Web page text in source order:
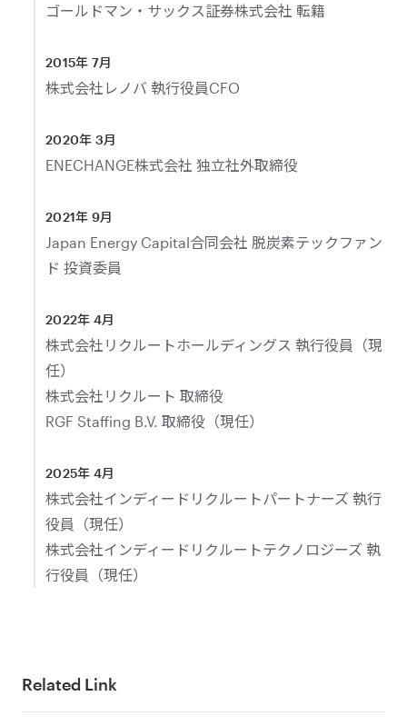
ゴールドマン・サックス証券株式会社 転籍
2015年 7月
株式会社レノバ 執行役員CFO
2020年 3月
ENECHANGE株式会社 独立社外取締役
2021年 9月
Japan Energy Capital合同会社 脱炭素テックファン
ド 投資委員
2022年 4月
株式会社リクルートホールディングス 執行役員（現
任）
株式会社リクルート 取締役
RGF Staffing B.V. 取締役（現任）
2025年 4月
株式会社インディードリクルートパートナーズ 執行
役員（現任）
株式会社インディードリクルートテクノロジーズ 執
行役員（現任）
Related Link